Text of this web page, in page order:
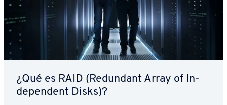
¿Qué es RAID (Redundant Array of In­
de­pe­n­de­nt Disks)?